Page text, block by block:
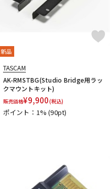
新品
TASCAM
AK-RMSTBG(Studio Bridge用ラッ
クマウントキット)
販売価格¥9,900(税込)
ポイント：1%(90pt)